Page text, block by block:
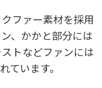
ファー素材を採用
、 かかと部分には
トなどファンには
ています。